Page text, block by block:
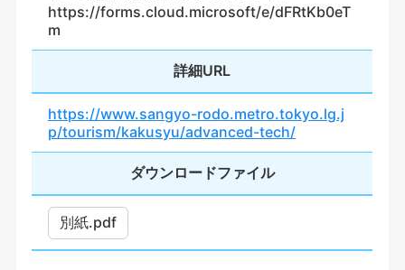
https://forms.cloud.microsoft/e/dFRtKb0eT
m
詳細URL
https://www.sangyo-rodo.metro.tokyo.lg.j
p/tourism/kakusyu/advanced-tech/
ダウンロードファイル
別紙.pdf